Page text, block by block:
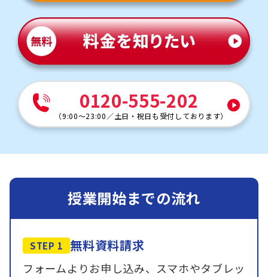
0120-555-202
（9:00～23:00 ／土日・祝日も受付しております）
授業開始までの流れ
STEP 1 無料資料請求
フォームよりお申し込み、スマホやタブレッ